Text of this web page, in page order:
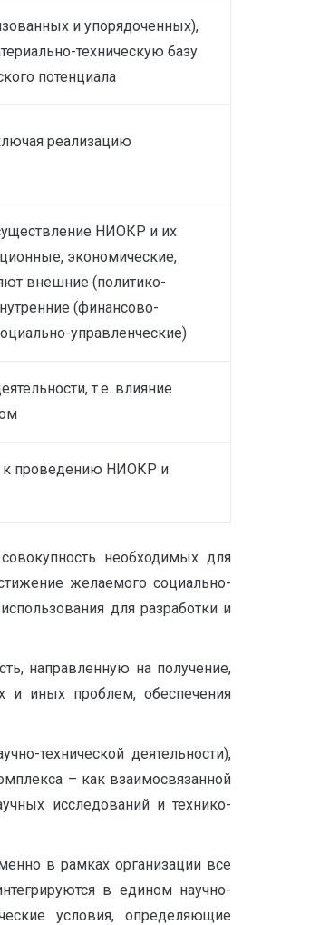
и упорядоченных),
техническую базу
потенциала
реализацию
НИОКР и их
экономические,
внешние (политико-
(финансово-
управленческие)
т.е. влияние
к проведению НИОКР и
необходимых для
желаемого социально-
для разработки и
направленную на получение,
и иных проблем, обеспечения
технической деятельности),
– как взаимосвязанной
исследований и технико-
в рамках организации все
в едином научно-
условия, определяющие